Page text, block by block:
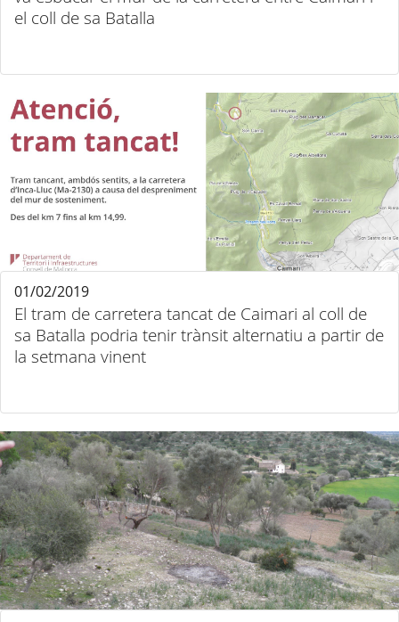
el coll de sa Batalla
El tram de carretera tancat de Caimari al coll de
sa Batalla podria tenir trànsit alternatiu a partir de
la setmana vinent
01/02/2019